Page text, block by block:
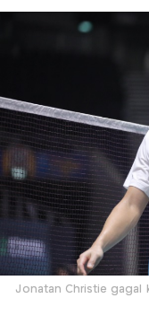
Jonatan Christie gagal